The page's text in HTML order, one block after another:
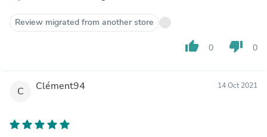
Review migrated from another store
thumb_up 0 thumb_down 0
C Clément94 14 Oct 2021